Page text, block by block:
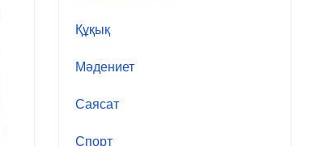
Құқық
Мәдениет
Саясат
Спорт